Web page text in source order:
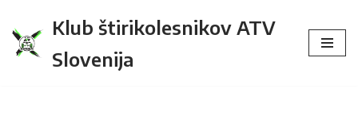
Skip
Klub štirikolesnikov ATV
Slovenija